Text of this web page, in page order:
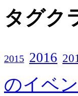
タグク
2015 2016
のイベ